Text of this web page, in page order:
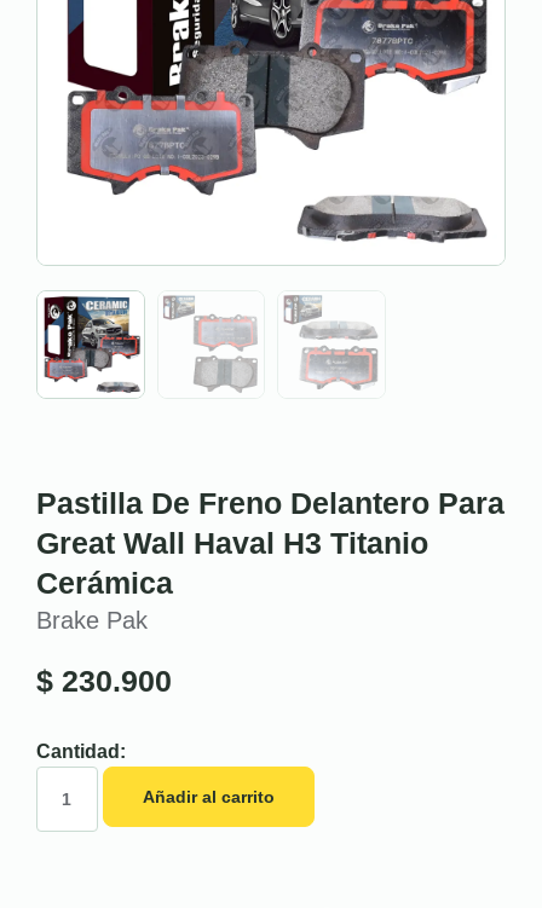
Pastilla De Freno Delantero Para
Great Wall Haval H3 Titanio
Cerámica
Brake Pak
$ 230.900
Cantidad:
Añadir al carrito